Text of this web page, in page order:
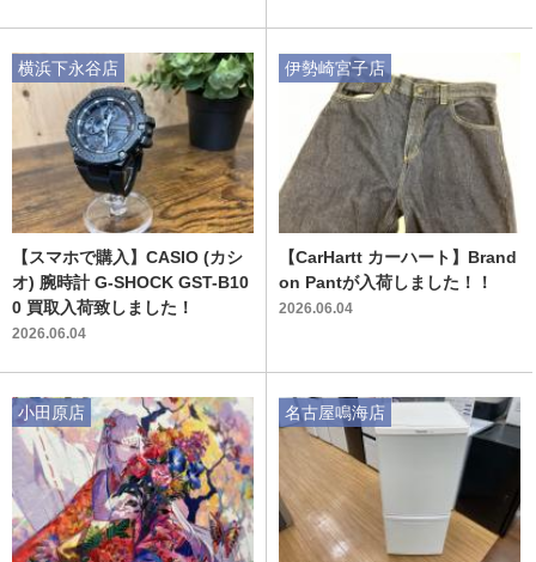
【スマホで購入】CASIO (カシ
オ) 腕時計 G-SHOCK GST-B10
0 買取入荷致しました！
2026.06.04
横浜下永谷店
【CarHartt カーハート】Brand
on Pantが入荷しました！！
2026.06.04
伊勢崎宮子店
小田原店 名古屋鳴海店